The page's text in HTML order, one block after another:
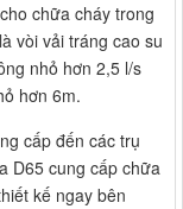
chữa cháy trong
vòi vải tráng cao su
nhỏ hơn 2,5 l/s
hơn 6m.
cấp đến các trụ
D65 cung cấp chữa
kế ngay bên